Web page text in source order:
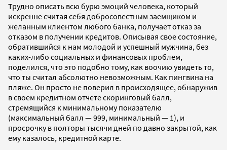
Трудно описать всю бурю эмоций человека, который
искренне считая себя добросовестным заемщиком и
желанным клиентом любого банка, получает отказ за
отказом в получении кредитов. Описывая свое состояние,
обратившийся к нам молодой и успешный мужчина, без
каких-либо социальных и финансовых проблем,
поделился, что это подобно тому, как воочию увидеть то,
что ты считал абсолютно невозможным. Как пингвина на
пляже. Он просто не поверил в происходящее, обнаружив
в своем кредитном отчете скоринговый балл,
стремящийся к минимальному показателю
(максимальный балл — 999, минимальный — 1), и
просрочку в полторы тысячи дней по давно закрытой, как
ему казалось, кредитной карте.